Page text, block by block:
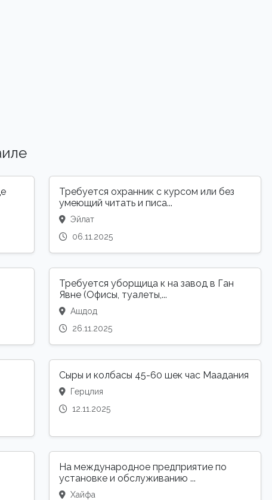
Требуется охранник с курсом или без
умеющий читать и писа...
Эйлат
06.11.2025
Требуется уборщица к на завод в Ган
Явне (Офисы, туалеты,...
Ашдод
26.11.2025
Сыры и колбасы 45-60 шек час Маадания
Герцлия
12.11.2025
На международное предприятие по
установке и обслуживанию ...
Хайфа